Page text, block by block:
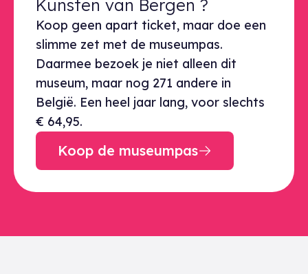
Kunsten van Bergen ?
Koop geen apart ticket, maar doe een
slimme zet met de museumpas.
Daarmee bezoek je niet alleen dit
museum, maar nog 271 andere in
België. Een heel jaar lang, voor slechts
€ 64,95.
Koop de museumpas